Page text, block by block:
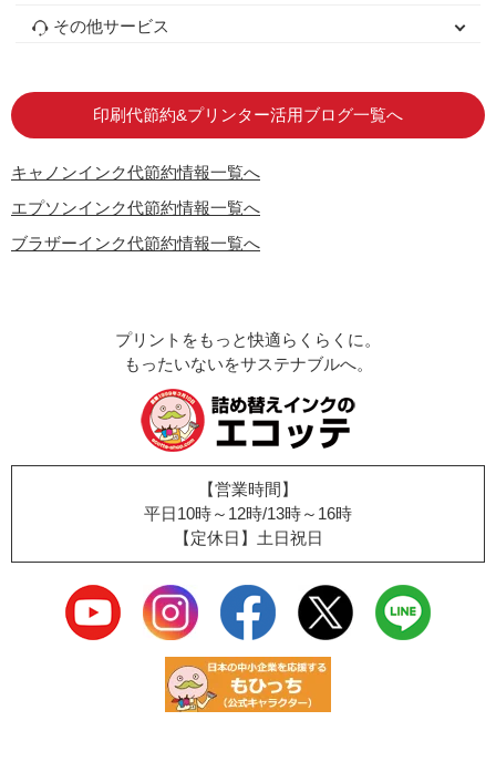
初心者用セット
キャノンインク
エプソンインク
ブラザーインク
詰め替えインク
互換インクボトル
互換インクカートリッジ
再生インクカートリッジ
トナーカートリッジ
その他サービス
印刷代節約&プリンター活用ブログ一覧へ
キャノンインク代節約情報一覧へ
エプソンインク代節約情報一覧へ
ブラザーインク代節約情報一覧へ
プリントをもっと快適らくらくに。
もったいないをサステナブルへ。
【営業時間】
平日10時～12時/13時～16時
【定休日】土日祝日